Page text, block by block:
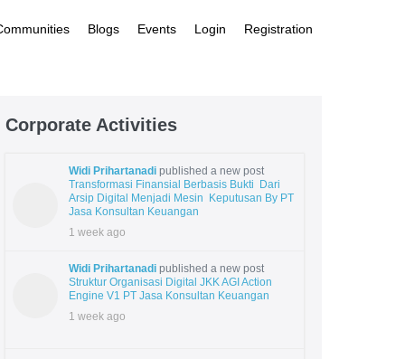
Blogs Events Login Registration
Corporate Activities
Widi Prihartanadipublished a new post
Transformasi Finansial Berbasis Bukti Dari
Arsip Digital Menjadi Mesin Keputusan By PT
Jasa Konsultan Keuangan
1 week ago
Widi Prihartanadipublished a new post
Struktur Organisasi Digital JKK AGI Action
Engine V1 PT Jasa Konsultan Keuangan
1 week ago